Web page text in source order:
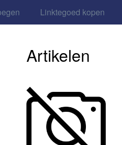
Linktegoed kopen
Artikelen